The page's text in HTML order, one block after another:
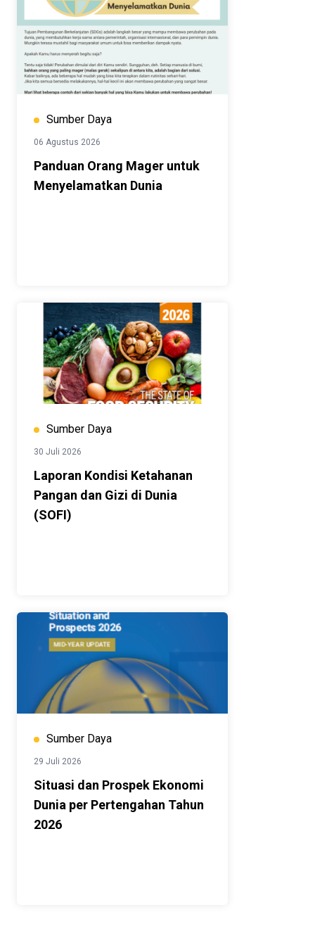
Sumber Daya
06 Agustus 2026
Panduan Orang Mager untuk
Menyelamatkan Dunia
Sumber Daya
30 Juli 2026
Laporan Kondisi Ketahanan
Pangan dan Gizi di Dunia
(SOFI)
Sumber Daya
29 Juli 2026
Situasi dan Prospek Ekonomi
Dunia per Pertengahan Tahun
2026